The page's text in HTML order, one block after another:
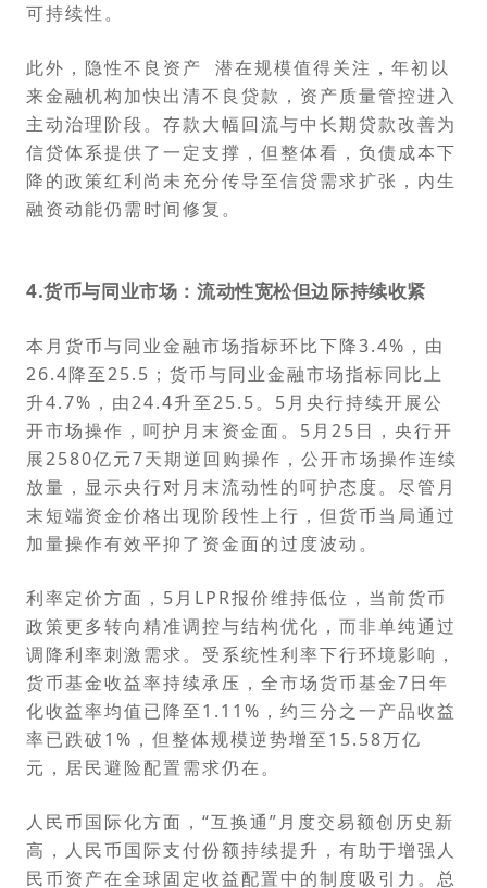
可持续性。
此外， 隐性不良资产
潜在规模值得关注，年初以
来金融机构加快出清不良贷款，资产质量管控进入
主动治理阶段。存款大幅回流与中长期贷款改善为
信贷体系提供了一定支撑，但整体看，负债成本下
降的政策红利尚未充分传导至信贷需求扩张，内生
融资动能仍需时间修复。
4.货币与同业市场：流动性宽松但边际持续收紧
本月货币与同业金融市场指标环比下降3.4%，由
26.4降至25.5；货币与同业金融市场指标同比上
升4.7%，由24.4升至25.5。5月央行持续开展公
开市场操作，呵护月末资金面。5月25日，央行开
展2580亿元7天期逆回购操作，公开市场操作连续
放量，显示央行对月末流动性的呵护态度。尽管月
末短端资金价格出现阶段性上行，但货币当局通过
加量操作有效平抑了资金面的过度波动。
利率定价方面，5月LPR报价维持低位，当前货币
政策更多转向精准调控与结构优化，而非单纯通过
调降利率刺激需求。受系统性利率下行环境影响，
货币基金收益率持续承压，全市场货币基金7日年
化收益率均值已降至1.11%，约三分之一产品收益
率已跌破1%，但整体规模逆势增至15.58万亿
元，居民避险配置需求仍在。
人民币国际化方面，“互换通”月度交易额创历史新
高，人民币国际支付份额持续提升，有助于增强人
民币资产在全球固定收益配置中的制度吸引力。总